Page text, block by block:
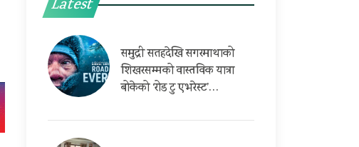
Latest
समुद्री सतहदेखि सगरमाथाको
शिखरसम्मको वास्तविक यात्रा
बोकेको ‘रोड टु एभरेस्ट’…